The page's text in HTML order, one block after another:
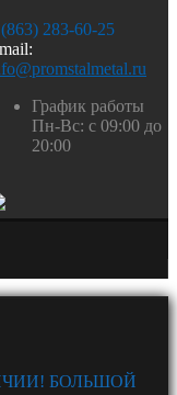
283-60-25
График работы
Пн-Вс: с 09:00 до
20:00
БОЛЬШОЙ